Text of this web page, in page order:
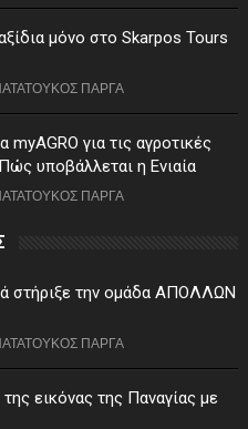
μόνο στο Skarpos Tours
ΠΑΡΓΑ
για τις αγροτικές
υποβάλλεται η Ενιαία
ΠΑΡΓΑ
στήριξε την ομάδα ΑΠΟΛΛΩΝ
ΠΑΡΓΑ
εικόνας της Παναγίας με